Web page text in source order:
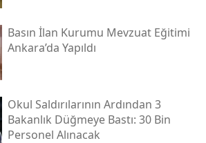
Basın İlan Kurumu Mevzuat Eğitimi
Ankara’da Yapıldı
Okul Saldırılarının Ardından 3
Bakanlık Düğmeye Bastı: 30 Bin
Personel Alınacak